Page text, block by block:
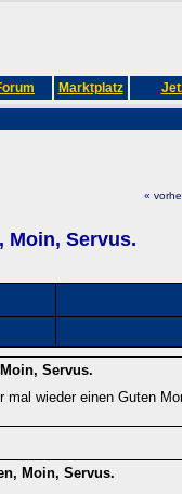
Marktplatz
«
Moin, Servus.
Servus.
wieder einen Guten
Moin, Servus.